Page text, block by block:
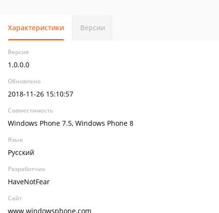
Характеристики Версии
Версия
1.0.0.0
Обновлено
2018-11-26 15:10:57
Совместимость
Windows Phone 7.5, Windows Phone 8
Язык
Русский
Разработчик
HaveNotFear
Сайт
www.windowsphone.com